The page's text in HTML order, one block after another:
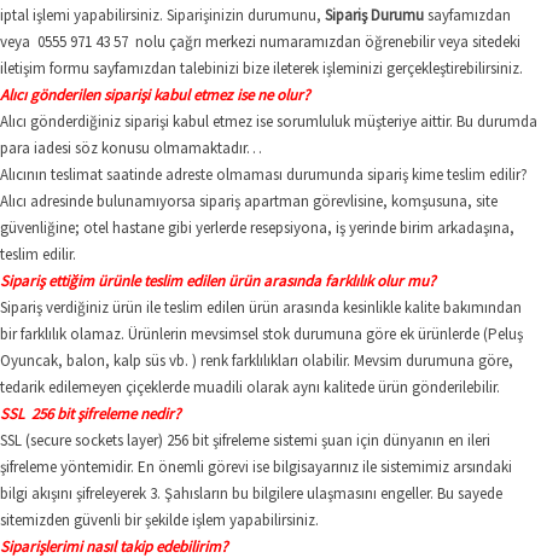
iptal işlemi yapabilirsiniz. Siparişinizin durumunu, Sipariş Durumusayfamızdan
veya 0555 971 43 57 nolu çağrı merkezi numaramızdan öğrenebilir veya sitedeki
iletişim formu sayfamızdan talebinizi bize ileterek işleminizi gerçekleştirebilirsiniz.
Alıcı gönderilen siparişi kabul etmez ise ne olur?
Alıcı gönderdiğiniz siparişi kabul etmez ise sorumluluk müşteriye aittir. Bu durumda
para iadesi söz konusu olmamaktadır…
Alıcının teslimat saatinde adreste olmaması durumunda sipariş kime teslim edilir?
Alıcı adresinde bulunamıyorsa sipariş apartman görevlisine, komşusuna, site
güvenliğine; otel hastane gibi yerlerde resepsiyona, iş yerinde birim arkadaşına,
teslim edilir.
Sipariş ettiğim ürünle teslim edilen ürün arasında farklılık olur mu?
Sipariş verdiğiniz ürün ile teslim edilen ürün arasında kesinlikle kalite bakımından
bir farklılık olamaz. Ürünlerin mevsimsel stok durumuna göre ek ürünlerde (Peluş
Oyuncak, balon, kalp süs vb. ) renk farklılıkları olabilir. Mevsim durumuna göre,
tedarik edilemeyen çiçeklerde muadili olarak aynı kalitede ürün gönderilebilir.
SSL 256 bit şifreleme nedir?
SSL (secure sockets layer) 256 bit şifreleme sistemi şuan için dünyanın en ileri
şifreleme yöntemidir. En önemli görevi ise bilgisayarınız ile sistemimiz arsındaki
bilgi akışını şifreleyerek 3. Şahısların bu bilgilere ulaşmasını engeller. Bu sayede
sitemizden güvenli bir şekilde işlem yapabilirsiniz.
Siparişlerimi nasıl takip edebilirim?